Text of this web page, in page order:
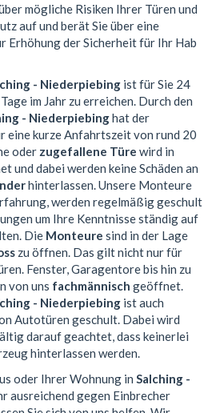
mögliche Risiken Ihrer Türen und
auf und berät Sie über eine
Erhöhung der Sicherheit für Ihr Hab
- Niederpiebing ist für Sie 24
im Jahr zu erreichen. Durch den
- Niederpiebinghat der
eine kurze Anfahrtszeit von rund 20
oder zugefallene Türe wird in
und dabei werden keine Schäden an
hinterlassen. Unsere Monteure
werden regelmäßig geschult
um Ihre Kenntnisse ständig auf
Die Monteure sind in der Lage
zu öffnen. Das gilt nicht nur für
Fenster, Garagentore bis hin zu
von uns fachmännisch geöffnet.
- Niederpiebing ist auch
Autotüren geschult. Dabei wird
darauf geachtet, dass keinerlei
hinterlassen werden.
oder Ihrer Wohnung in Salching -
ausreichend gegen Einbrecher